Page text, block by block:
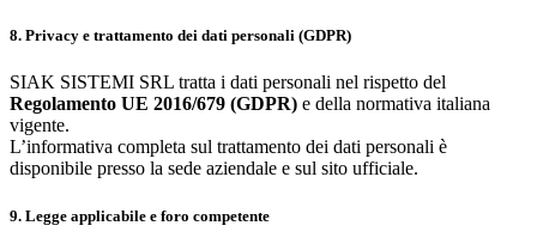
8. Privacy e trattamento dei dati personali (GDPR)
SIAK SISTEMI SRL tratta i dati personali nel rispetto del
Regolamento UE 2016/679 (GDPR) e della normativa italiana
vigente.
L’informativa completa sul trattamento dei dati personali è
disponibile presso la sede aziendale e sul sito ufficiale.
9. Legge applicabile e foro competente